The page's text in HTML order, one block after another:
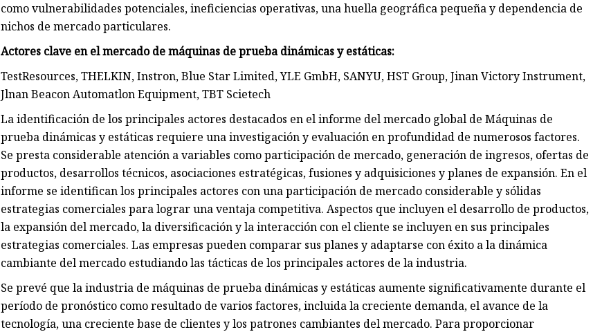
como vulnerabilidades potenciales, ineficiencias operativas, una huella geográfica pequeña y dependencia de
nichos de mercado particulares.
Actores clave en el mercado de máquinas de prueba dinámicas y estáticas:
TestResources, THELKIN, Instron, Blue Star Limited, YLE GmbH, SANYU, HST Group, Jinan Victory Instrument,
Jlnan Beacon Automatlon Equipment, TBT Scietech
La identificación de los principales actores destacados en el informe del mercado global de Máquinas de
prueba dinámicas y estáticas requiere una investigación y evaluación en profundidad de numerosos factores.
Se presta considerable atención a variables como participación de mercado, generación de ingresos, ofertas de
productos, desarrollos técnicos, asociaciones estratégicas, fusiones y adquisiciones y planes de expansión. En el
informe se identifican los principales actores con una participación de mercado considerable y sólidas
estrategias comerciales para lograr una ventaja competitiva. Aspectos que incluyen el desarrollo de productos,
la expansión del mercado, la diversificación y la interacción con el cliente se incluyen en sus principales
estrategias comerciales. Las empresas pueden comparar sus planes y adaptarse con éxito a la dinámica
cambiante del mercado estudiando las tácticas de los principales actores de la industria.
Se prevé que la industria de máquinas de prueba dinámicas y estáticas aumente significativamente durante el
período de pronóstico como resultado de varios factores, incluida la creciente demanda, el avance de la
tecnología, una creciente base de clientes y los patrones cambiantes del mercado. Para proporcionar